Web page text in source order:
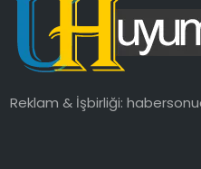
SAĞLIK
MAGAZIN
Reklam & İşbirliği: